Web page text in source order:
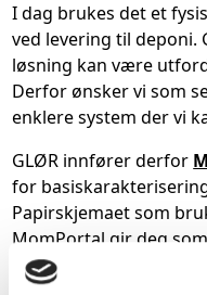
I dag brukes det et
ved levering til deponi.
løsning kan være
Derfor ønsker vi som
enklere system der vi
GLØR innfører derfor
for
Papirskjemaet som
MomPortal gir deg
mer oversiktlig løsning.